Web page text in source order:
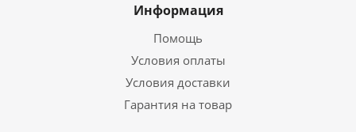
Информация
Помощь
Условия оплаты
Условия доставки
Гарантия на товар